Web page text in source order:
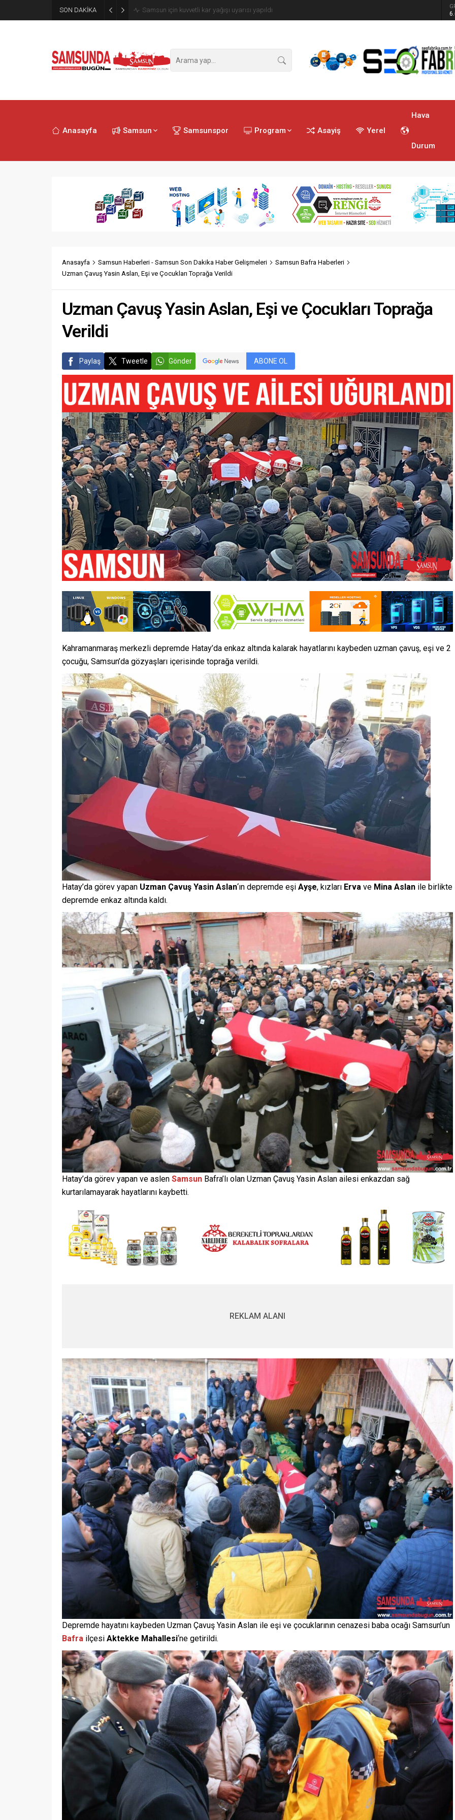
SON DAKİKA Samsun’da polisi alarma geçiren tatbikat
Anasayfa Samsun Samsunspor Program Asayiş Yerel
Hava
Durum
Anasayfa Samsun Haberleri - Samsun Son Dakika Haber Gelişmeleri
Samsun Bafra Haberleri
Uzman Çavuş Yasin Aslan, Eşi ve Çocukları Toprağa Verildi
Uzman Çavuş Yasin Aslan, Eşi ve Çocukları Toprağa
Verildi
Paylaş Tweetle Gönder ABONE OL
Kahramanmaraş merkezli depremde Hatay’da enkaz altında kalarak hayatlarını kaybeden uzman çavuş, eşi ve 2
çocuğu, Samsun’da gözyaşları içerisinde toprağa verildi.
Hatay’da görev yapan Uzman Çavuş Yasin Aslan‘ın depremde eşi Ayşe, kızları Erva ve Mina Aslan ile birlikte
depremde enkaz altında kaldı.
Hatay’da görev yapan ve aslen Samsun Bafra’lı olan Uzman Çavuş Yasin Aslan ailesi enkazdan sağ
kurtarılamayarak hayatlarını kaybetti.
REKLAM ALANI
Depremde hayatını kaybeden Uzman Çavuş Yasin Aslan ile eşi ve çocuklarının cenazesi baba ocağı Samsun’un
Bafra ilçesi Aktekke Mahallesi‘ne getirildi.
Çalınan motosiklet
odunlukta bulundu
16.03.2023 0
Otomobilin çarptığı
motosiklet sürücüsü
yaralandı
10.03.2023
Samsun’da 2 Katlı Binada
Çıkan Yangın Korkuttu
24.02.2025